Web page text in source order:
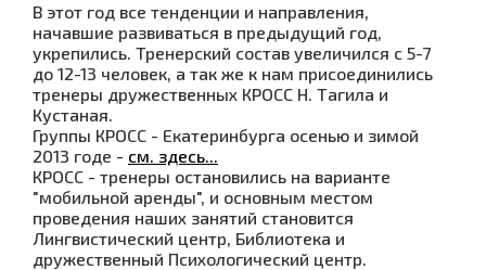
В этот год все тенденции и направления,
начавшие развиваться в предыдущий год,
укрепились. Тренерский состав увеличился с 5-7
до 12-13 человек, а так же к нам присоединились
тренеры дружественных КРОСС Н. Тагила и
Кустаная.
Группы КРОСС - Екатеринбурга осенью и зимой
2013 годе - см. здесь...
КРОСС - тренеры остановились на варианте
"мобильной аренды", и основным местом
проведения наших занятий становится
Лингвистический центр, Библиотека и
дружественный Психологический центр.